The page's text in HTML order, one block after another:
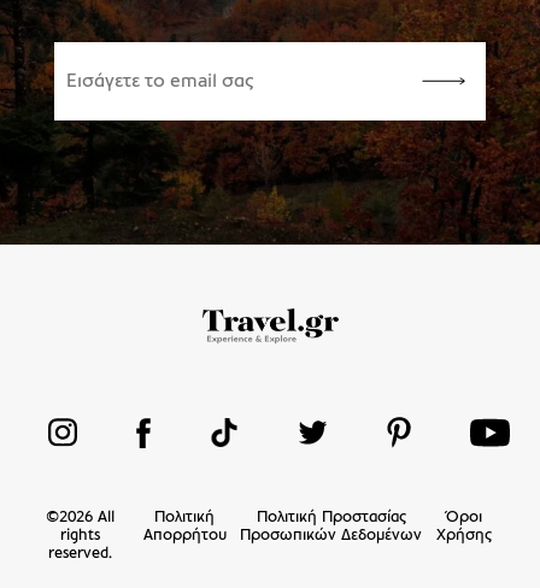
©2026 All
rights
reserved.
Πολιτική
Απορρήτου
Πολιτική Προστασίας
Προσωπικών Δεδομένων
Όροι
Χρήσης